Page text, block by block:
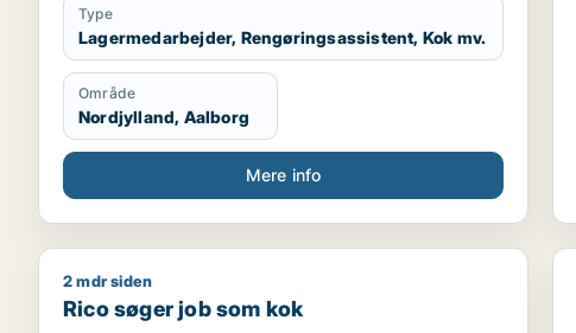
Type
Lagermedarbejder, Rengøringsassistent, Kok mv.
Område
Nordjylland, Aalborg
Mere info
Rico søger job som kok
2 mdr siden
Rico søger job som kok